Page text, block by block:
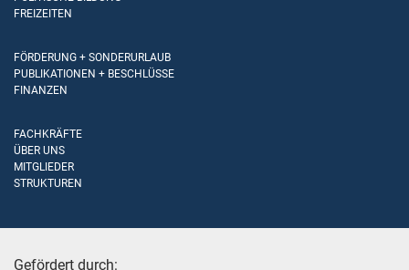
FREIZEITEN
FÖRDERUNG + SONDERURLAUB
PUBLIKATIONEN + BESCHLÜSSE
FINANZEN
FACHKRÄFTE
ÜBER UNS
MITGLIEDER
STRUKTUREN
Gefördert durch: